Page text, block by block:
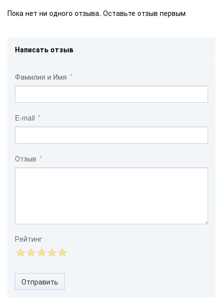
Пока нет ни одного отзыва. Оставьте отзыв первым
Написать отзыв
Фамилия и Имя
E-mail
Отзыв
Рейтинг
Отправить